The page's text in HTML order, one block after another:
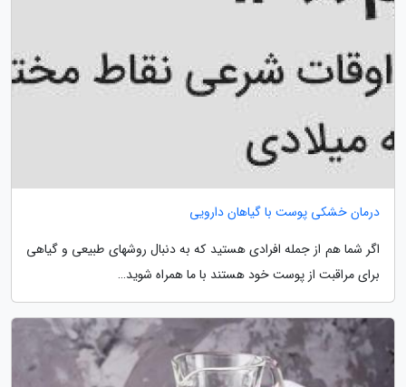
درمان خشکی پوست با گیاهان دارویی
اگر شما هم از جمله افرادی هستید که به دنبال روشهای طبیعی و گیاهی
برای مراقبت از پوست خود هستند با ما همراه شوید…